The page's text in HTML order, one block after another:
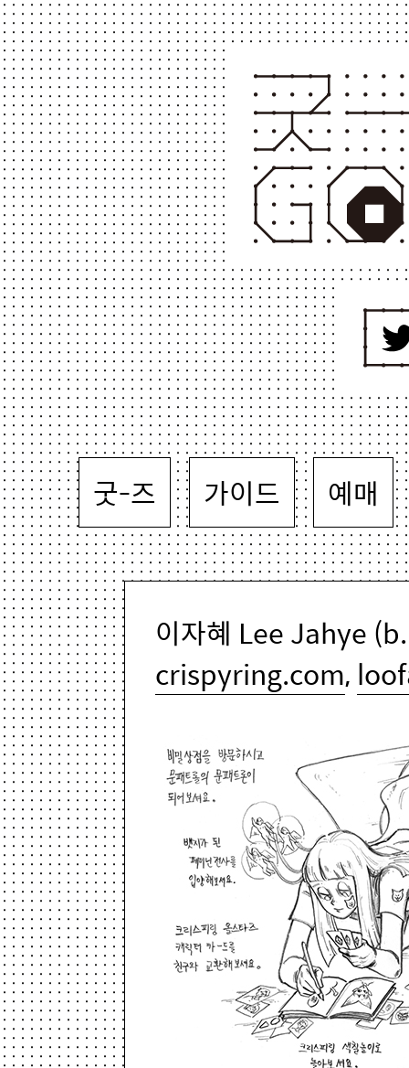
굿-즈 가이드 예매
이자혜 Lee Jahye
crispyring.com,